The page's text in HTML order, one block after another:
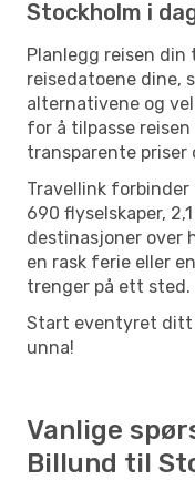
Stockholm i
Planlegg reisen din
reisedatoene dine,
alternativene og
for å tilpasse
transparente priser
Travellink forbinder
690 flyselskaper,
destinasjoner over
en rask ferie eller
trenger på ett sted.
Start eventyret ditt
unna!
Vanlige
Billund til